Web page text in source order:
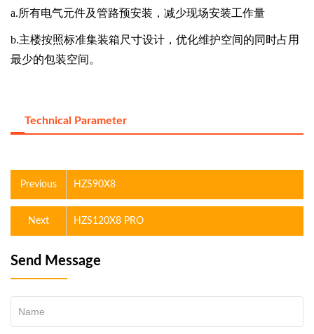
a.所有电气元件及管路预安装，减少现场安装工作量
b.主楼按照标准集装箱尺寸设计，优化维护空间的同时占用
最少的包装空间。
Technical Parameter
Previous HZS90X8
HZS120X8 PRO
Next
Send Message